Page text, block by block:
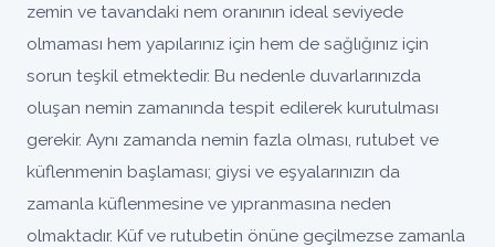
zemin ve tavandaki nem oranının ideal seviyede
olmaması hem yapılarınız için hem de sağlığınız için
sorun teşkil etmektedir. Bu nedenle duvarlarınızda
oluşan nemin zamanında tespit edilerek kurutulması
gerekir. Aynı zamanda nemin fazla olması, rutubet ve
küflenmenin başlaması; giysi ve eşyalarınızın da
zamanla küflenmesine ve yıpranmasına neden
olmaktadır. Küf ve rutubetin önüne geçilmezse zamanla